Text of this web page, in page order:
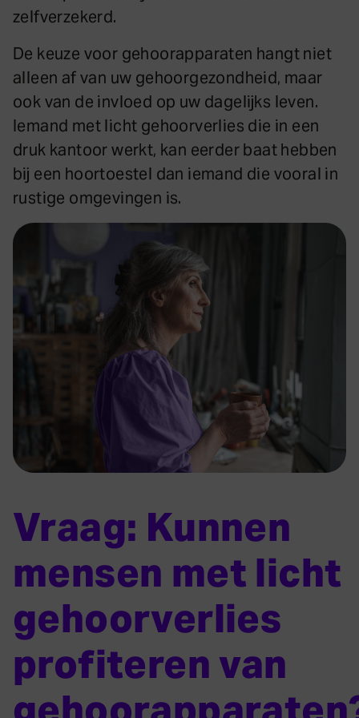
zelfverzekerd.
De keuze voor gehoorapparaten hangt niet
alleen af van uw gehoorgezondheid, maar
ook van de invloed op uw dagelijks leven.
Iemand met licht gehoorverlies die in een
druk kantoor werkt, kan eerder baat hebben
bij een hoortoestel dan iemand die vooral in
rustige omgevingen is.
Vraag: Kunnen
mensen met licht
gehoorverlies
profiteren van